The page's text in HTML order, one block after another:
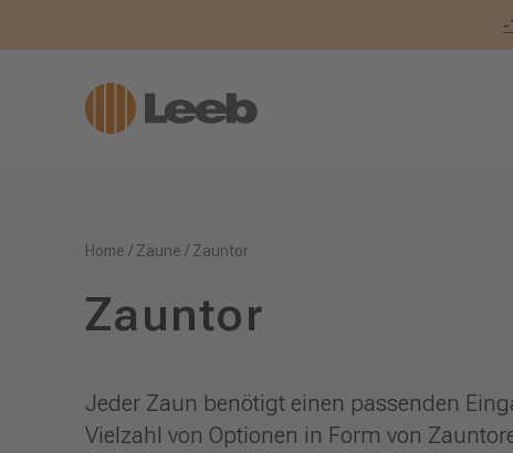
-
Home / Zäune / Zauntor
Zauntor
Jeder Zaun benötigt einen passenden
Vielzahl von Optionen in Form von